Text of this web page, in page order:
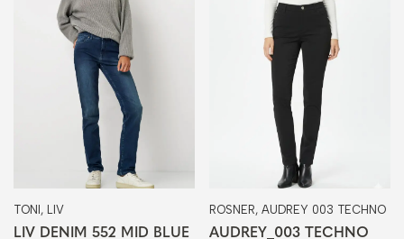
TONI, LIV
LIV DENIM 552 MID BLUE
ROSNER, AUDREY 003 TECHNO
AUDREY_003 TECHNO